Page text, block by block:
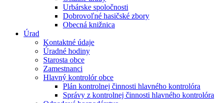
Urbárske spoločnosti
Dobrovoľné hasičské zbory
Obecná knižnica
Úrad
Kontaktné údaje
Úradné hodiny
Starosta obce
Zamestnanci
Hlavný kontrolór obce
Plán kontrolnej činnosti hlavného kontrolóra
Správy z kontrolnej činnosti hlavného kontrolóra